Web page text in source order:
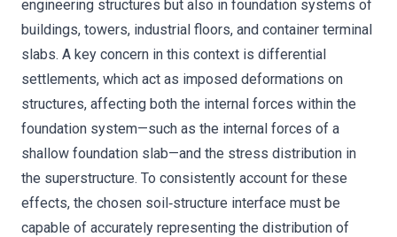
engineering structures but also in foundation systems of
buildings, towers, industrial floors, and container terminal
slabs. A key concern in this context is differential
settlements, which act as imposed deformations on
structures, affecting both the internal forces within the
foundation system—such as the internal forces of a
shallow foundation slab—and the stress distribution in
the superstructure. To consistently account for these
effects, the chosen soil‐structure interface must be
capable of accurately representing the distribution of